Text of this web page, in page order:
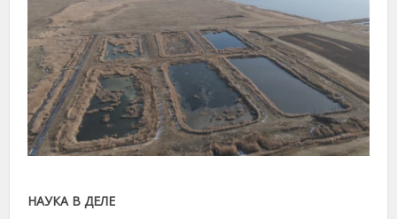
НАУКА В ДЕЛЕ